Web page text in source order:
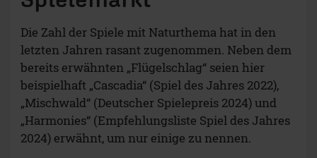
Die Zahl der Spiele mit Naturthema hat in den
letzten Jahren rasant zugenommen. Neben dem
bereits erwähnten „Flügelschlag“ seien hier
beispielhaft „Cascadia“ (Spiel des Jahres 2022),
„Mischwald“ (Deutscher Spielepreis 2024) und
„Harmonies“ (Empfehlungsliste Spiel des Jahres
2024) erwähnt, um nur einige zu nennen.